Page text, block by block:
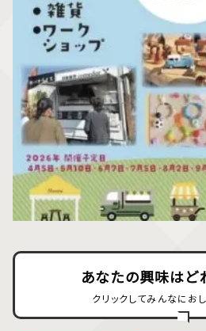
あなたの興味はど
クリックしてみんなにお